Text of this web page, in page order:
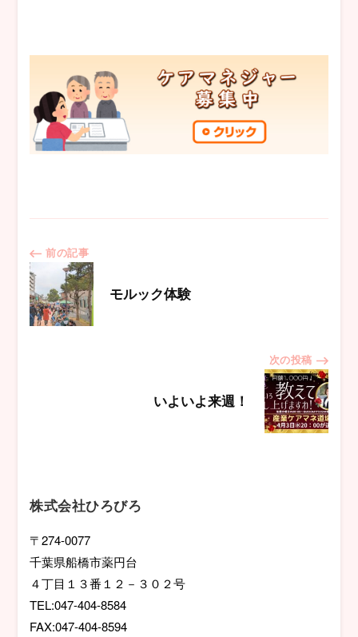
投
稿
ナ
シ
ョ
ン
前の記事
モルック体験
次の投稿
いよいよ来週！
株式会社ひろびろ
〒274-0077
千葉県船橋市薬円台
４丁目１３番１２－３０２号
TEL:047-404-8584
FAX:047-404-8594